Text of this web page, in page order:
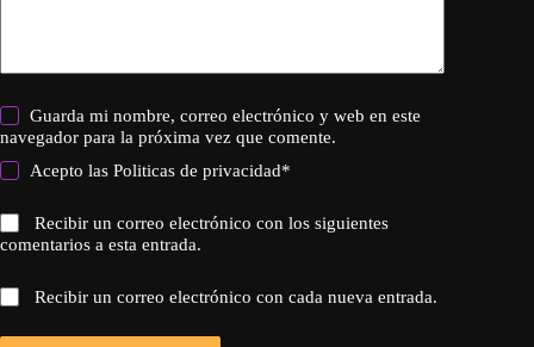
Guarda mi nombre, correo electrónico y web en este
navegador para la próxima vez que comente.
Acepto lasPoliticas de privacidad*
Recibir un correo electrónico con los siguientes
comentarios a esta entrada.
Recibir un correo electrónico con cada nueva entrada.